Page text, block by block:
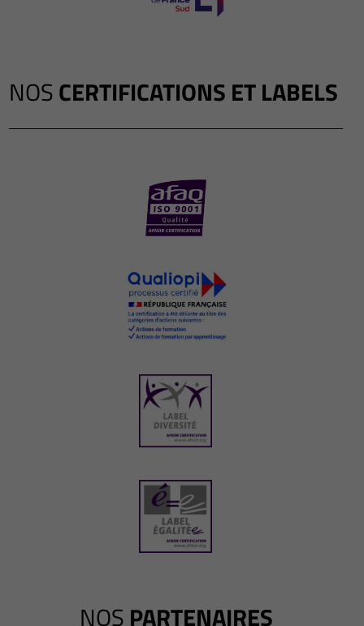
NOSCERTIFICATIONS ET LABELS
NOS PARTENAIRES